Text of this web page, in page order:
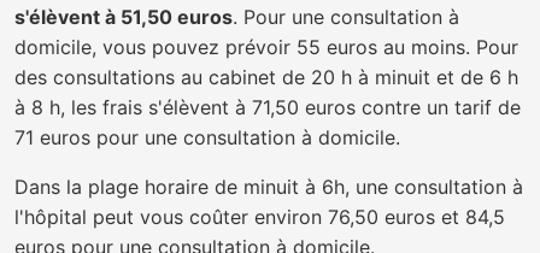
s'élèvent à 51,50 euros. Pour une consultation à
domicile, vous pouvez prévoir 55 euros au moins. Pour
des consultations au cabinet de 20 h à minuit et de 6 h
à 8 h, les frais s'élèvent à 71,50 euros contre un tarif de
71 euros pour une consultation à domicile.
Dans la plage horaire de minuit à 6h, une consultation à
l'hôpital peut vous coûter environ 76,50 euros et 84,5
euros pour une consultation à domicile.